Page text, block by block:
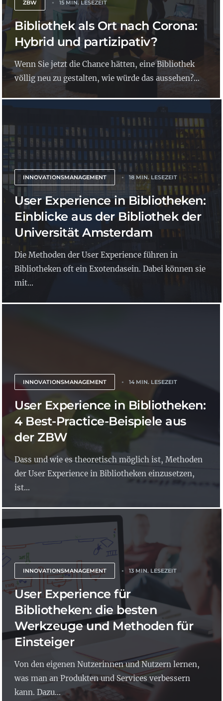
ZBW 15 MIN. LESEZEIT
Bibliothek als Ort nach Corona:
Hybrid und partizipativ?
Wenn Sie jetzt die Chance hätten, eine Bibliothek
völlig neu zu gestalten, wie würde das aussehen?...
INNOVATIONSMANAGEMENT 18 MIN. LESEZEIT
User Experience in Bibliotheken:
Einblicke aus der Bibliothek der
Universität Amsterdam
Die Methoden der User Experience führen in
Bibliotheken oft ein Exotendasein. Dabei können sie
mit...
INNOVATIONSMANAGEMENT 14 MIN. LESEZEIT
User Experience in Bibliotheken:
4 Best-Practice-Beispiele aus
der ZBW
Dass und wie es theoretisch möglich ist, Methoden
der User Experience in Bibliotheken einzusetzen,
ist...
INNOVATIONSMANAGEMENT 13 MIN. LESEZEIT
User Experience für
Bibliotheken: die besten
Werkzeuge und Methoden für
Einsteiger
Von den eigenen Nutzerinnen und Nutzern lernen,
was man an Produkten und Services verbessern
kann. Dazu...